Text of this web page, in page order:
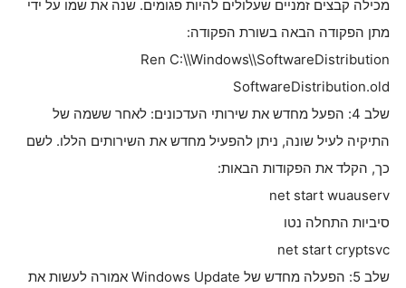
מכילה קבצים זמניים שעלולים להיות פגומים. שנה את שמו על ידי
מתן הפקודה הבאה בשורת הפקודה:
Ren C:\\Windows\\SoftwareDistribution
SoftwareDistribution.old
שלב 4: הפעל מחדש את שירותי העדכונים: לאחר ששמה של
התיקיה לעיל שונה, ניתן להפעיל מחדש את השירותים הללו. לשם
כך, הקלד את הפקודות הבאות:
net start wuauserv
סיביות התחלה נטו
net start cryptsvc
שלב 5: הפעלה מחדש של Windows Update אמורה לעשות את